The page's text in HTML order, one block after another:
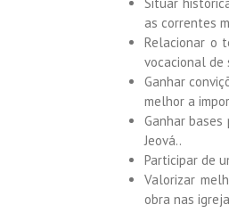
as correntes
Relacionar o
vocacional de
Ganhar
melhor a
Ganhar
Jeová..
Participar de
Valorizar
obra nas